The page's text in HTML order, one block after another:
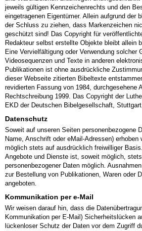
jeweils gültigen Kennzeichenrechts und den
eingetragenen Eigentümer. Allein aufgrund der
der Schluss zu ziehen, dass Markenzeichen
geschützt sind! Das Copyright für
Redakteur selbst erstellte Objekte bleibt allein
Eine Vervielfältigung oder Verwendung solcher
Videosequenzen und Texte in anderen
Publikationen ist ohne ausdrückliche
dieser Webseite zitierten Bibeltexte
revidierten Fassung von 1984, durchgesehene
Rechtschreibung 1999. Das Copyright der
EKD der Deutschen Bibelgesellschaft,
Datenschutz
Soweit auf unseren Seiten personenbezogene
Name, Anschrift oder eMail-Adressen)
möglich stets auf ausdrücklich freiwilliger
Angebote und Dienste ist, soweit möglich,
personenbezogener Daten möglich.
zur Bestellung von Publikationen, Waren oder
angeboten.
Kommunikation per e-Mail
Wir weisen darauf hin, dass die
Kommunikation per E-Mail) Sicherheitslücken
lückenloser Schutz der Daten vor dem Zugriff